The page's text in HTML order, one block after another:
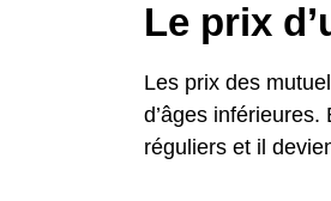
Le prix
Les prix des
d’âges
réguliers et il